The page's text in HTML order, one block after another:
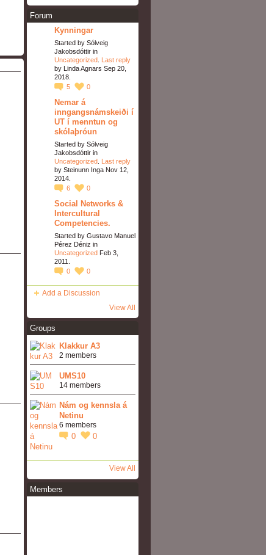
Forum
Kynningar
Started by Sólveig
Jakobsdóttir in
Uncategorized
Last reply
by Linda Agnars Sep 20,
2018.
5
0
Nemar á
inngangsnámskeiði í
UT í menntun og
skólaþróun
Started by Sólveig
Jakobsdóttir in
Uncategorized
Last reply
by Steinunn Inga Nov 12,
2014.
6
0
Social Networks &
Intercultural
Competencies.
Started by Gustavo Manuel
Pérez Déniz in
UncategorizedFeb 3,
2011.
0
0
Add a Discussion
View All
Groups
Klakkur A3
2 members
UMS10
14 members
Nám og kennsla á
Netinu
6 members
0 0
View All
Members